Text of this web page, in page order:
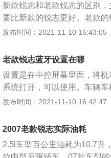
新款锐志和老款锐志的区别
要比新款的锐志更好。老款
制的地方。比如门把手附近
比新款的更好一些。特别是
的车型，轻轻一踩油门车子
服。3、新款锐志的转向要比
助力也要重一些。整体感觉
方面的区别。关于这一点，
计）。关于新款锐志和老款锐
发布时间：2021-11-10 16:43:05
老款锐志蓝牙设置在哪
设置是在中控屏幕里面，将
系统打开，可以使用。车辆
电话，增加机动车辆的行驶
机和3.0升自然吸气发动机，
款4门5座的三厢车型，目前
发布时间：2021-11-10 16:42:47
2007老款锐志实际油耗
2.5l车型百公里油耗为10.7升